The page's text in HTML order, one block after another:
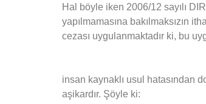
Hal böyle iken 2006/12 sayılı
yapılmamasına bakılmaksızın
cezası uygulanmaktadır ki, bu
insan kaynaklı usul hatasından
aşikardır. Şöyle ki: